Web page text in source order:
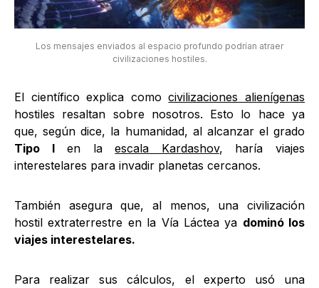
Los mensajes enviados al espacio profundo podrían atraer
civilizaciones hostiles.
El científico explica comocivilizaciones alienígenas
hostiles resaltan sobre nosotros. Esto lo hace ya
que, según dice, la humanidad, al alcanzar el grado
Tipo Ien laescala Kardashov, haría viajes
interestelares para invadir planetas cercanos.
También asegura que, al menos, una civilización
hostil extraterrestre en la Vía Láctea ya dominó los
viajes interestelares.
Para realizar sus cálculos, el experto usó una